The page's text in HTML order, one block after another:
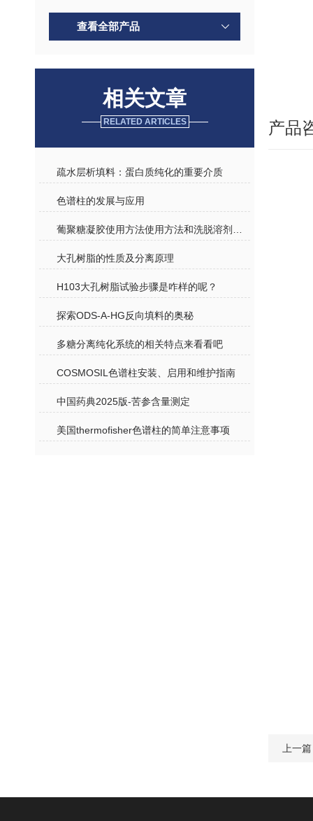
查看全部产品
相关文章
RELATED ARTICLES
疏水层析填料：蛋白质纯化的重要介质
色谱柱的发展与应用
大孔树脂的性质及分离原理
H103大孔树脂试验步骤是咋样的呢？
探索ODS-A-HG反向填料的奥秘
多糖分离纯化系统的相关特点来看看吧
COSMOSIL色谱柱安装、启用和维护指南
中国药典2025版-苦参含量测定
美国thermofisher色谱柱的简单注意事项
产品
上一